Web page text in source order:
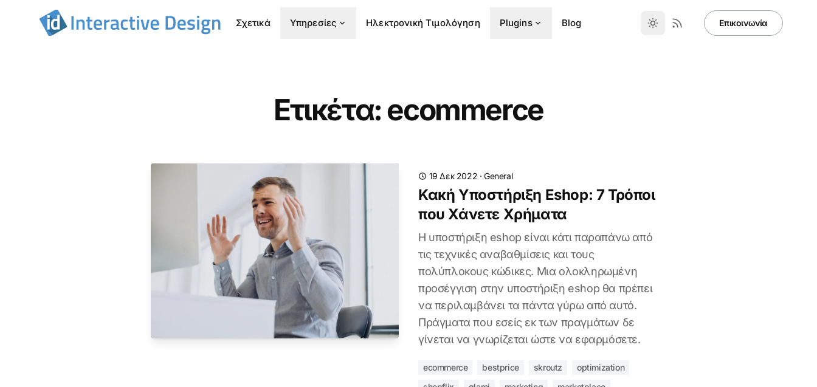
Σχετικά Υπηρεσίες Ηλεκτρονική Τιμολόγηση Plugins Blog Επικοινωνία
Ετικέτα: ecommerce
19 Δεκ 2022 ·General
Κακή Υποστήριξη Eshop: 7 Τρόποι
που Χάνετε Χρήματα
Η υποστήριξη eshop είναι κάτι παραπάνω από
τις τεχνικές αναβαθμίσεις και τους
πολύπλοκους κώδικες. Μια ολοκληρωμένη
προσέγγιση στην υποστήριξη eshop θα πρέπει
να περιλαμβάνει τα πάντα γύρω από αυτό.
Πράγματα που εσείς εκ των πραγμάτων δε
γίνεται να γνωρίζεται ώστε να εφαρμόσετε.
ecommerce bestprice skroutz
optimization